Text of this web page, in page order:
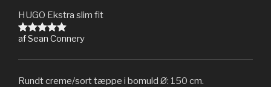
HUGO Ekstra slim fit
Vurderet5
af Sean Connery
Rundt creme/sort tæppe i bomuld Ø: 150 cm.